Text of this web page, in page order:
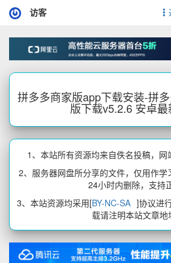
访客
拼多多商家版app下载安装-拼
版下载v5.2.6 安卓
1、本站所有资源均来自佚名投稿，
2、服务器网盘所分享的文件，仅用作
24小时内删除，支持
3、本站资源均采用[BY-NC-SA ]协议进
载请注明本站文章地